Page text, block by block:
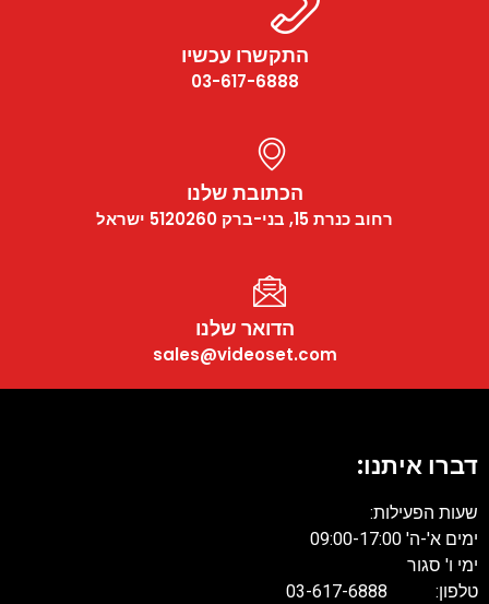
התקשרו עכשיו
03-617-6888
הכתובת שלנו
רחוב כנרת 15, בני-ברק 5120260 ישראל
הדואר שלנו
sales@videoset.com
דברו איתנו:
שעות הפעילות:
ימים א'-ה' 09:00-17:00
ימי ו' סגור
טלפון: 03-617-6888